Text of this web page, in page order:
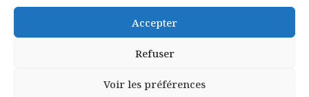
Accepter
Refuser
Voir les préférences